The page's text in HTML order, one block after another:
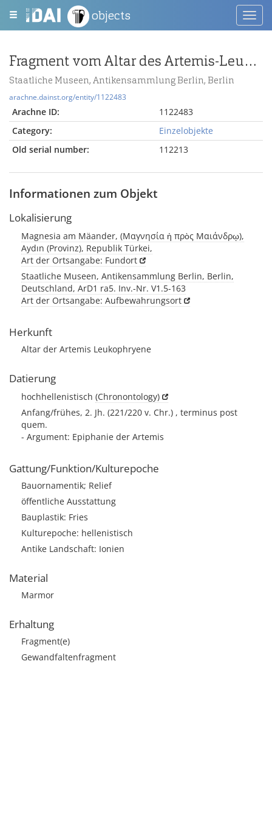
objects
Fragment vom Altar des Artemis-Leukophryene-Tempels in Magnesia am Mäander
Staatliche Museen, Antikensammlung Berlin, Berlin
arachne.dainst.org/entity/1122483
Arachne ID:
1122483
Category:
Einzelobjekte
Old serial number:
112213
Informationen zum Objekt
Lokalisierung
Magnesia am Mäander, (Μαγνησία ἡ πρὸς Μαιάνδρῳ),
Aydın (Provinz), Republik Türkei,
Art der Ortsangabe: Fundort
Staatliche Museen, Antikensammlung Berlin, Berlin,
Deutschland, ArD1 ra5. Inv.-Nr. V1.5-163
Art der Ortsangabe: Aufbewahrungsort
Herkunft
Altar der Artemis Leukophryene
Datierung
hochhellenistisch (Chronontology)
Anfang/frühes, 2. Jh. (221/220 v. Chr.) , terminus post
quem.
- Argument: Epiphanie der Artemis
Gattung/Funktion/Kulturepoche
Bauornamentik; Relief
öffentliche Ausstattung
Bauplastik: Fries
Kulturepoche: hellenistisch
Antike Landschaft: Ionien
Material
Marmor
Erhaltung
Fragment(e)
Gewandfaltenfragment